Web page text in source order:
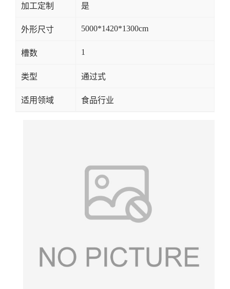
加工定制 是
外形尺寸 5000*1420*1300cm
槽数 1
类型 通过式
适用领域 食品行业